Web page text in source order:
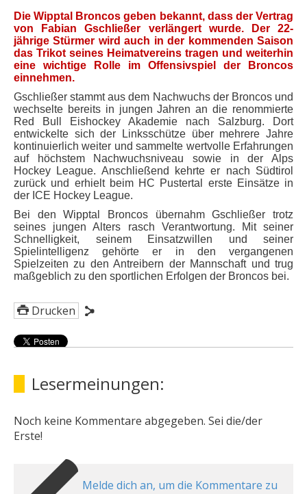
Die Wipptal Broncos geben bekannt, dass der Vertrag
von Fabian Gschließer verlängert wurde. Der 22-
jährige Stürmer wird auch in der kommenden Saison
das Trikot seines Heimatvereins tragen und weiterhin
eine wichtige Rolle im Offensivspiel der Broncos
einnehmen.
Gschließer stammt aus dem Nachwuchs der Broncos und
wechselte bereits in jungen Jahren an die renommierte
Red Bull Eishockey Akademie nach Salzburg. Dort
entwickelte sich der Linksschütze über mehrere Jahre
kontinuierlich weiter und sammelte wertvolle Erfahrungen
auf höchstem Nachwuchsniveau sowie in der Alps
Hockey League. Anschließend kehrte er nach Südtirol
zurück und erhielt beim HC Pustertal erste Einsätze in
der ICE Hockey League.
Bei den Wipptal Broncos übernahm Gschließer trotz
seines jungen Alters rasch Verantwortung. Mit seiner
Schnelligkeit, seinem Einsatzwillen und seiner
Spielintelligenz gehörte er in den vergangenen
Spielzeiten zu den Antreibern der Mannschaft und trug
maßgeblich zu den sportlichen Erfolgen der Broncos bei.
Drucken
Lesermeinungen:
Noch keine Kommentare abgegeben. Sei die/der
Erste!
Melde dich an, um die Kommentare zu